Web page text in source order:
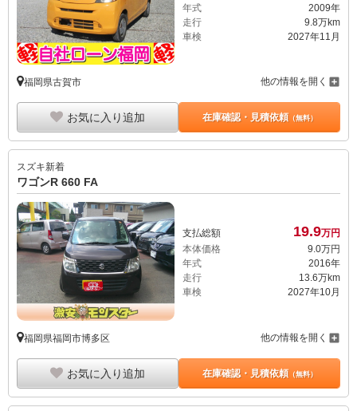
年式
2009年
走行
9.8万km
車検
2027年11月
福岡県古賀市 他の情報を開く
お気に入り追加 在庫確認・見積依頼（無料）
スズキ新着
ワゴンR 660 FA
支払総額 19.9万円
本体価格
9.0万円
年式
2016年
走行
13.6万km
車検
2027年10月
福岡県福岡市博多区 他の情報を開く
お気に入り追加 在庫確認・見積依頼（無料）